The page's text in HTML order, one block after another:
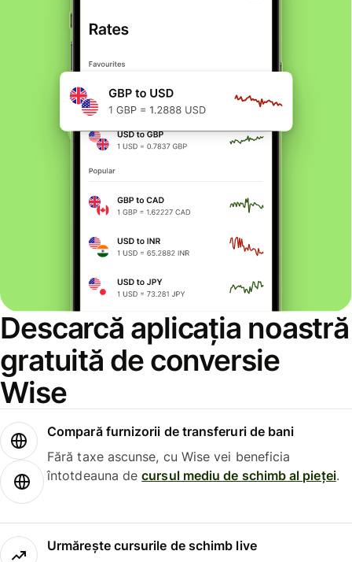
Descarcă aplicația noastră
gratuită de conversie
Wise
Compară furnizorii de transferuri de bani
Fără taxe ascunse, cu Wise vei beneficia
întotdeauna decursul mediu de schimb al pieței.
Urmărește cursurile de schimb live